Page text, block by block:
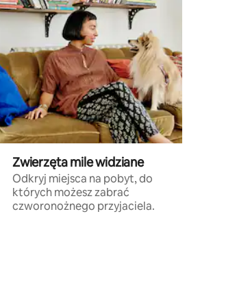
Zwierzęta mile widziane
Odkryj miejsca na pobyt, do
których możesz zabrać
czworonożnego przyjaciela.